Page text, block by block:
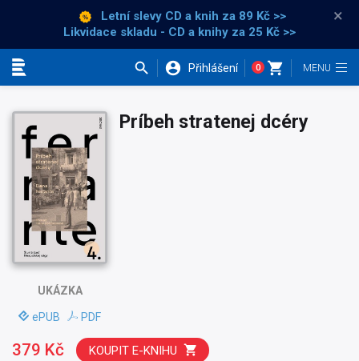
Letní slevy CD a knih za 89 Kč >>
Likvidace skladu - CD a knihy za 25 Kč >>
×
Přihlášení 0
UKÁZKA
ePUB PDF
Príbeh stratenej dcéry
379 Kč KOUPIT E-KNIHU